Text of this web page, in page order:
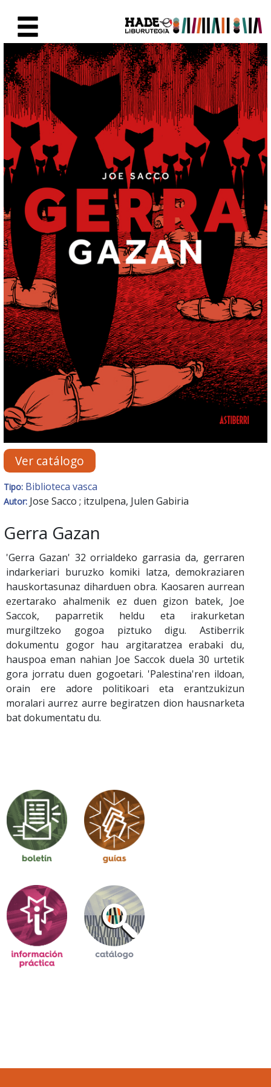
Ficha de Novedades -
Ver catálogo
Tipo: Biblioteca vasca
Autor: Jose Sacco ; itzulpena, Julen Gabiria
Gerra Gazan
'Gerra Gazan' 32 orrialdeko garrasia da, gerraren
indarkeriari buruzko komiki latza, demokraziaren
hauskortasunaz diharduen obra. Kaosaren aurrean
ezertarako ahalmenik ez duen gizon batek, Joe
Saccok, paparretik heldu eta irakurketan
murgiltzeko gogoa piztuko digu. Astiberrik
dokumentu gogor hau argitaratzea erabaki du,
hauspoa eman nahian Joe Saccok duela 30 urtetik
gora jorratu duen gogoetari. 'Palestina'ren ildoan,
orain ere adore politikoari eta erantzukizun
moralari aurrez aurre begiratzen dion hausnarketa
bat dokumentatu du.